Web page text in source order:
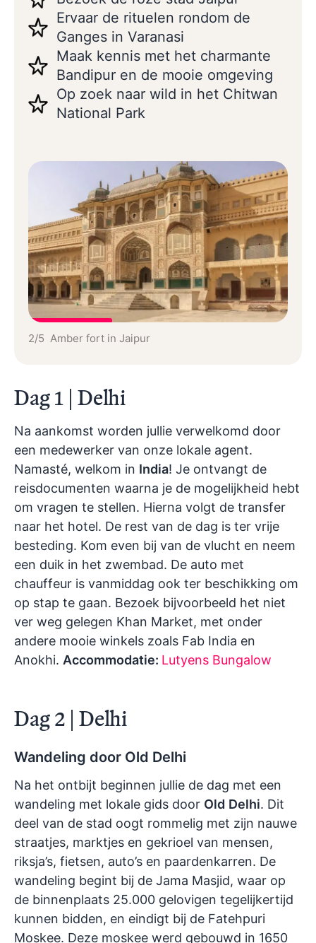
Ervaar de rituelen rondom de
Ganges in Varanasi
Maak kennis met het charmante
Bandipur en de mooie omgeving
Op zoek naar wild in het Chitwan
National Park
2/5 Amber fort in Jaipur
Dag 1 | Delhi
Na aankomst worden jullie verwelkomd door
een medewerker van onze lokale agent.
Namasté, welkom in India! Je ontvangt de
reisdocumenten waarna je de mogelijkheid hebt
om vragen te stellen. Hierna volgt de transfer
naar het hotel. De rest van de dag is ter vrije
besteding. Kom even bij van de vlucht en neem
een duik in het zwembad. De auto met
chauffeur is vanmiddag ook ter beschikking om
op stap te gaan. Bezoek bijvoorbeeld het niet
ver weg gelegen Khan Market, met onder
andere mooie winkels zoals Fab India en
Anokhi. Accommodatie: Lutyens Bungalow
Dag 2 | Delhi
Wandeling door Old Delhi
Na het ontbijt beginnen jullie de dag met een
wandeling met lokale gids door Old Delhi. Dit
deel van de stad oogt rommelig met zijn nauwe
straatjes, marktjes en gekrioel van mensen,
riksja’s, fietsen, auto’s en paardenkarren. De
wandeling begint bij de Jama Masjid, waar op
de binnenplaats 25.000 gelovigen tegelijkertijd
kunnen bidden, en eindigt bij de Fatehpuri
Moskee. Deze moskee werd gebouwd in 1650